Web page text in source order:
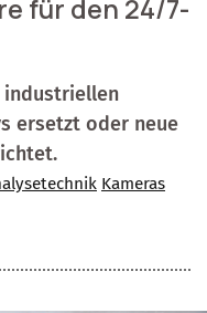
für den 24/7-
industriellen
ersetzt oder neue
Kameras